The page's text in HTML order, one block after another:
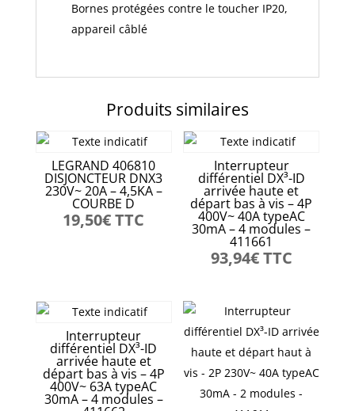
Bornes protégées contre le toucher IP20,
appareil câblé
Produits similaires
LEGRAND 406810
DISJONCTEUR DNX3
230V~ 20A – 4,5KA –
COURBE D
19,50€TTC
Interrupteur
différentiel DX³-ID
arrivée haute et
départ bas à vis – 4P
400V~ 40A typeAC
30mA – 4 modules –
411661
93,94€TTC
Interrupteur
différentiel DX³-ID
arrivée haute et
départ bas à vis – 4P
400V~ 63A typeAC
30mA – 4 modules –